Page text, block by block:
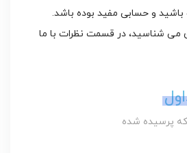
باشید و حسابی مفید بوده باشد.
می شناسید، در قسمت نظرات با ما
پرسیده شده